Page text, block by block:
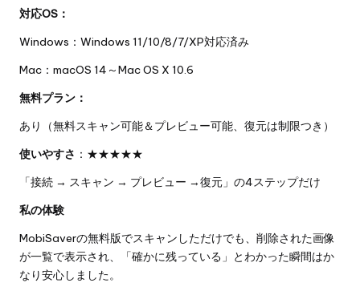
対応OS：
Windows：Windows 11/10/8/7/XP対応済み
Mac：macOS 14～Mac OS X 10.6
無料プラン：
あり（無料スキャン可能＆プレビュー可能、復元は制限つき）
使いやすさ ：★★★★★
「接続 → スキャン → プレビュー →復元」の4ステップだけ
私の体験
MobiSaverの無料版でスキャンしただけでも、削除された画像
が一覧で表示され、「確かに残っている」とわかった瞬間はか
なり安心しました。